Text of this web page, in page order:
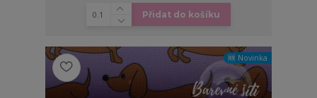
Přidat do košíku
🆕 Novinka